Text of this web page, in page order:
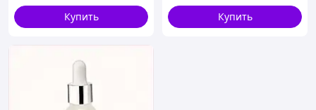
Купить
Купить